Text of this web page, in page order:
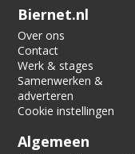
Verification code:
Biernet.nl
Over ons
Contact
Werk & stages
Samenwerken &
adverteren
Cookie instellingen
Algemeen